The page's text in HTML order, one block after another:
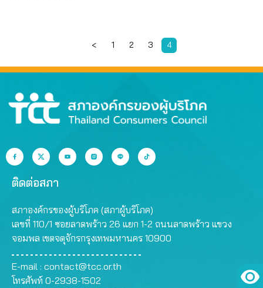
< 1 2 3 4
ติดต่อสภา
สภาองค์กรของผู้บริโภค (สภาผู้บริโภค)
เลขที่ 110/1 ซอยลาดพร้าว 26 แยก 1-2 ถนนลาดพร้าว แขวง
จอมพล เขตจตุจักรกรุงเทพมหานคร 10900
E-mail : contact@tcc.or.th
โทรศัพท์ 0-2938-1502